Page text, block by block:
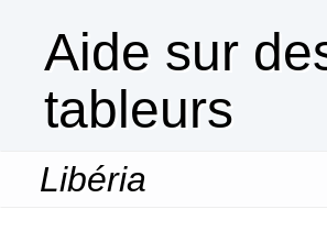
Aide sur
tableurs
Libéria